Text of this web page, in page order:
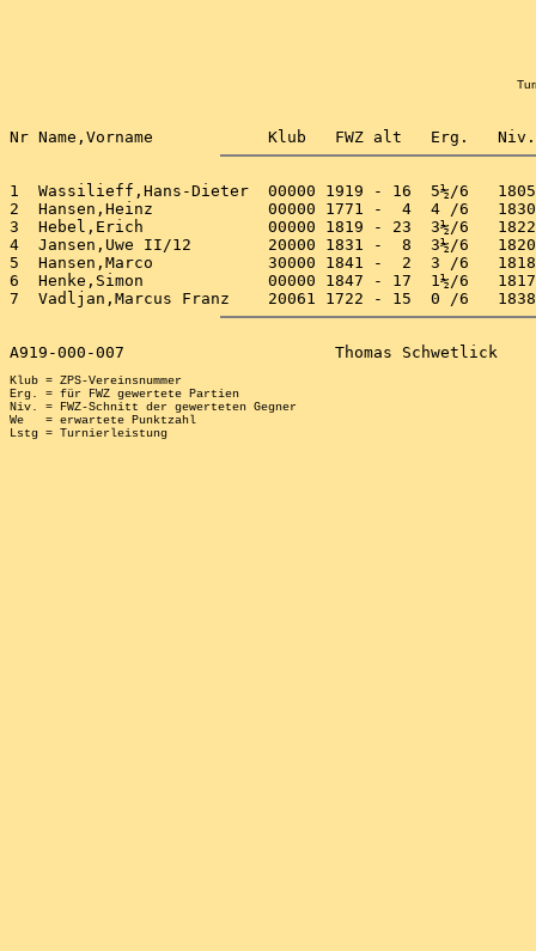
1  Wassilieff,Hans-Dieter  00000 1919 - 16  5½/6
2  Hansen,Heinz            00000 1771 -  4  4 /6
3  Hebel,Erich             00000 1819 - 23  3½/6   1822
4  Jansen,Uwe II/12        20000 1831 -  8  3½/6
5  Hansen,Marco            30000 1841 -  2  3 /6
6  Henke,Simon             00000 1847 - 17  1½/6
Klub = ZPS-Vereinsnummer
Erg. = für FWZ gewertete Partien
Niv. = FWZ-Schnitt der gewerteten Gegner
We   = erwartete Punktzahl